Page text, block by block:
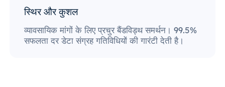
स्थिर और कुशल
व्यावसायिक मांगों के लिए प्रचुर बैंडविड्थ समर्थन। 99.5%
सफलता दर डेटा संग्रह गतिविधियों की गारंटी देती है।